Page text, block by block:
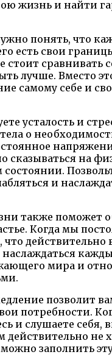
жизнь и найти
понять, что
есть свои
стоит сравнивать
лучше. Вместо
самому себе и
усталость и
о
сказываться на
и
также поможет
Когда мы
что действительно
наслаждаться
мира и
позволит
потребности.
и слушаете себя,
действительно не
заполнить